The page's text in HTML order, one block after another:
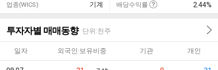
업종(WICS) 기계 배당수익률 2.44%
투자자별 매매동향 단위:천주
일자 외국인·보유비중 기관 개인